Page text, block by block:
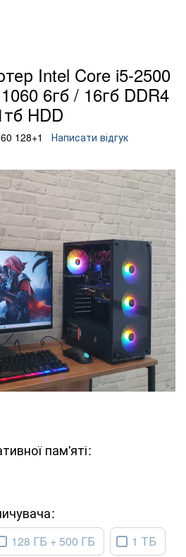
Intel Core i5-2500
6гб / 16гб DDR4
HDD
128+1 Написати відгук
пам'яті
128 ГБ + 500 ГБ 1 ТБ